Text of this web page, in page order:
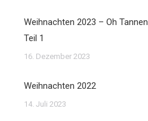
Weihnachten 2023 – Oh
Teil 1
16. Dezember 2023
Weihnachten 2022
14. Juli 2023